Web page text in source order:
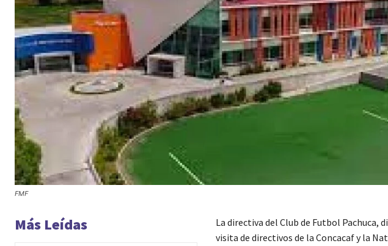
FMF
Más Leídas
La directiva del Club de Futbol Pachuca,
visita de directivos de la Concacaf y la